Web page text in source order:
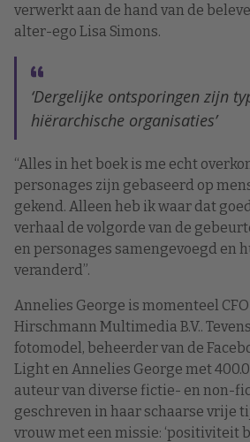
verwerkt aan de hand van de
alter-ego Lisa Simons.
‘Dergelijke ontsporingen zijn
hiërarchische organisaties’
“Alles in het boek is me echt
personages zijn gebaseerd op
gekend. Alleen heb ik waar dat
verhaal de volgorde van de
en personages samengevoegd en
veranderd”.
Annelies George is momenteel
Hirschmann Multimedia B.V..
fotomodel, beheerder van de
Light en Annelies George met
auteur van diverse fictie- en non-
geschreven in haar schaarse vrije
vrouw met een missie: ‘positiviteit